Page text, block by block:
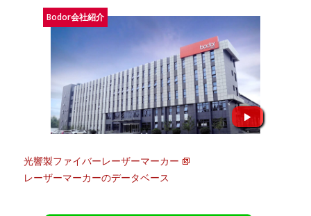
Bodor会社紹介
光響製ファイバーレーザーマーカー
レーザーマーカーのデータベース